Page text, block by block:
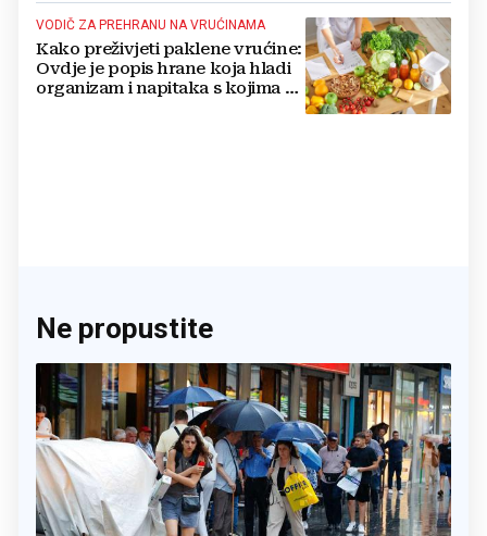
VODIČ ZA PREHRANU NA VRUĆINAMA
Kako preživjeti paklene vrućine:
Ovdje je popis hrane koja hladi
organizam i napitaka s kojima si
Ne propustite